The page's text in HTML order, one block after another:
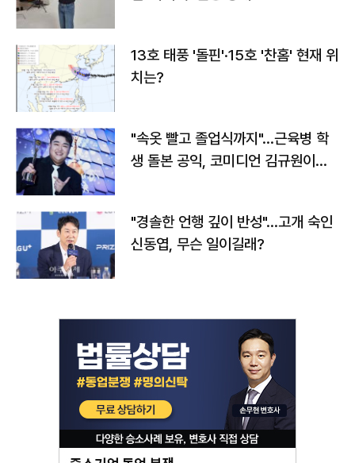
13호 태풍 '돌핀'·15호 '찬홈' 현재 위
치는?
"속옷 빨고 졸업식까지"…근육병 학
생 돌본 공익, 코미디언 김규원이었
"경솔한 언행 깊이 반성"…고개 숙인
신동엽, 무슨 일이길래?